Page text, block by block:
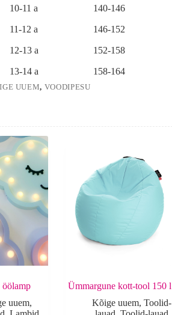
10-11 a 140-146
11-12 a 146-152
12-13 a 152-158
13-14 a 158-164
UUEM, VOODIPESU
öölamp
uuem,
Ümmargune kott-tool 150 l
Kõige uuem, Toolid-